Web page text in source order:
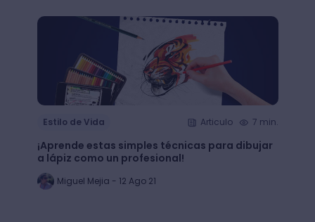
Estilo de Vida Articulo 7 min.
¡Aprende estas simples técnicas para dibujar
a lápiz como un profesional!
Miguel Mejia - 12 Ago 21